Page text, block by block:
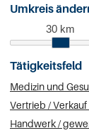
Umkreis
30 km
Tätigkeitsfeld
Medizin und
Vertrieb / Verkauf